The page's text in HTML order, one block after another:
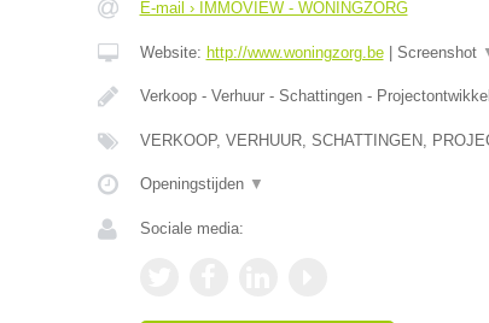
E-mail › IMMOVIEW - WONINGZORG
Website: http://www.woningzorg.be| Screenshot
Verkoop - Verhuur - Schattingen -
VERKOOP, VERHUUR, SCHATTINGEN,
Openingstijden ▼
Sociale media: